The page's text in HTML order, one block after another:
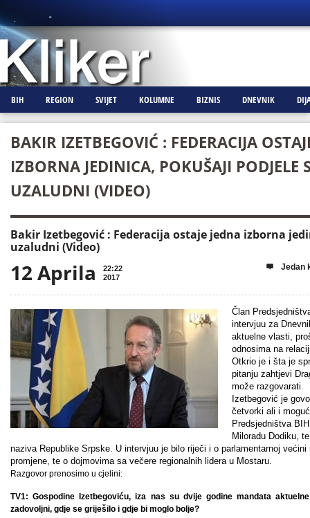
BIH REGION SVIJET KOLUMNE BIZNIS DNEVNIK
BAKIR IZETBEGOVIĆ : FEDERACIJA
IZBORNA JEDINICA, POKUŠAJI PODJELE
UZALUDNI (VIDEO)
Bakir Izetbegović : Federacija ostaje jedna izborna
uzaludni (Video)
12 Aprila
22:22
2017
 Jedan
Član
intervjuu za
aktuelne vlasti,
odnosima na
Otkrio je i šta je
pitanju zahtjevi
može razgovarati.
Izetbegović je
četvorki ali i
Predsjedništva
Miloradu Dodiku,
naziva Republike Srpske. U intervjuu je bilo riječi i o parlamentarnoj
promjene, te o dojmovima sa večere regionalnih lidera u Mostaru.
Razgovor prenosimo u cjelini:
TV1: Gospodine Izetbegoviću, iza nas su dvije godine mandata
zadovoljni, gdje se griješilo i gdje bi moglo bolje?